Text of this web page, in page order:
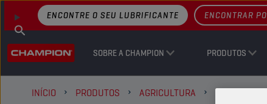
SOBRE A CHAMPION PRODUTOS
ENCONTRE O SEU LUBRIFICANTE ENCONTRAR
INÍCIO PRODUTOS AGRICULTURA FLUIDOS DE